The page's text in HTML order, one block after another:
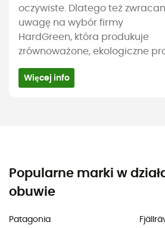
oczywiste. Dlatego też
uwagę na wybór firmy
HardGreen, która produkuje
zrównoważone, ekologiczne
Więcej info
Popularne marki w
obuwie
Patagonia